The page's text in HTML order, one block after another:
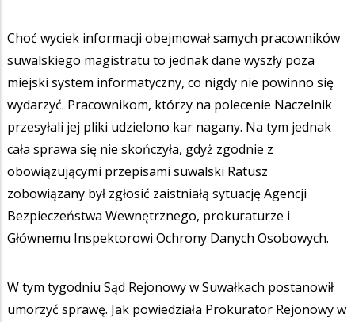
Choć wyciek informacji obejmował samych pracowników
suwalskiego magistratu to jednak dane wyszły poza
miejski system informatyczny, co nigdy nie powinno się
wydarzyć. Pracownikom, którzy na polecenie Naczelnik
przesyłali jej pliki udzielono kar nagany. Na tym jednak
cała sprawa się nie skończyła, gdyż zgodnie z
obowiązującymi przepisami suwalski Ratusz
zobowiązany był zgłosić zaistniałą sytuację Agencji
Bezpieczeństwa Wewnętrznego, prokuraturze i
Głównemu Inspektorowi Ochrony Danych Osobowych.
W tym tygodniu Sąd Rejonowy w Suwałkach postanowił
umorzyć sprawę. Jak powiedziała Prokurator Rejonowy w